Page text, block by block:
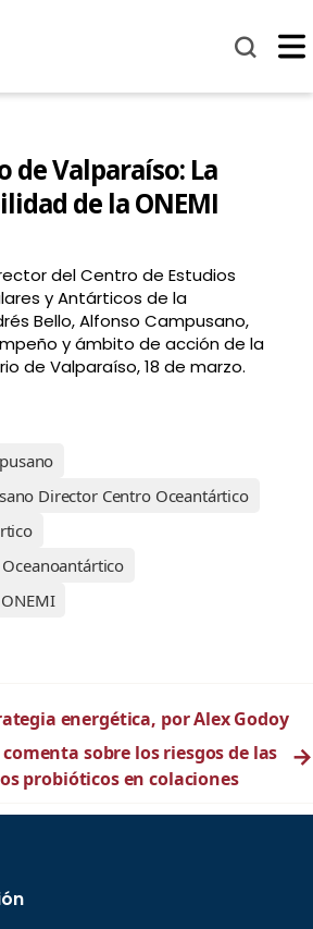
de Valparaíso: La
de la ONEMI
del Centro de Estudios
y Antárticos de la
Bello, Alfonso Campusano,
y ámbito de acción de la
de Valparaíso, 18 de marzo.
Director Centro Oceantártico
ONEMI
energética, por Alex Godoy
sobre los riesgos de las
probióticos en colaciones
→